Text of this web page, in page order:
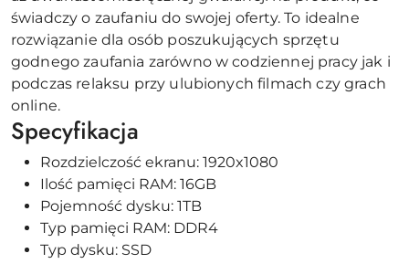
świadczy o zaufaniu do swojej oferty. To idealne
rozwiązanie dla osób poszukujących sprzętu
godnego zaufania zarówno w codziennej pracy jak i
podczas relaksu przy ulubionych filmach czy grach
online.
Specyfikacja
Rozdzielczość ekranu: 1920x1080
Ilość pamięci RAM: 16GB
Pojemność dysku: 1TB
Typ pamięci RAM: DDR4
Typ dysku: SSD